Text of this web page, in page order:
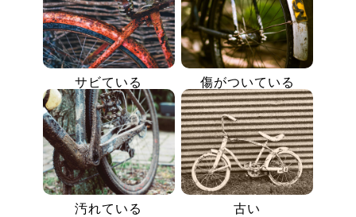
サビている 傷がついている
汚れている 古い